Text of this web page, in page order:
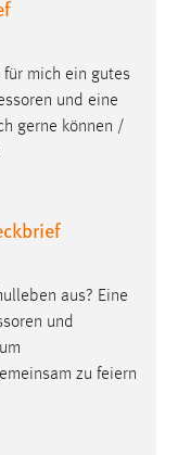
für mich ein gutes
und eine
gerne können /
aus? Eine
und
zu feiern
wie